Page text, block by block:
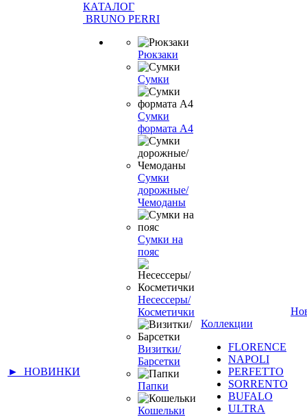
► НОВИНКИ
КАТАЛОГ
BRUNO PERRI
Рюкзаки
Сумки
Сумки
формата А4
Сумки
дорожные/
Чемоданы
Сумки на
пояс
Несессеры/
Косметички
Визитки/
Барсетки
Папки
Кошельки
Коллекции
FLORENCE
NAPOLI
PERFETTO
SORRENTO
BUFALO
ULTRA